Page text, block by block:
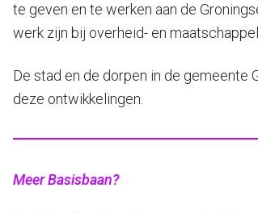
te geven en te werken aan de
werk zijn bij overheid- en
De stad en de dorpen in de gemeente
deze ontwikkelingen.
Meer Basisbaan?